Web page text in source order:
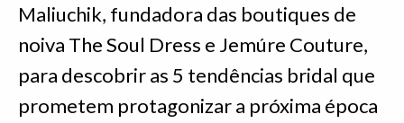
Maliuchik, fundadora das boutiques de
noiva The Soul Dress e Jemúre Couture,
para descobrir as 5 tendências bridal que
prometem protagonizar a próxima época